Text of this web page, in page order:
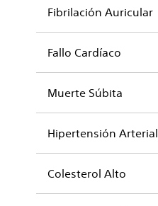
Fibrilación Auricular
Fallo Cardíaco
Muerte Súbita
Hipertensión Arterial
Colesterol Alto